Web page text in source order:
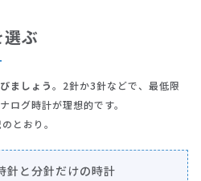
ぶ
ましょう。2針か3針などで、最低限
ログ時計が理想的です。
とおり。
針と分針だけの時計